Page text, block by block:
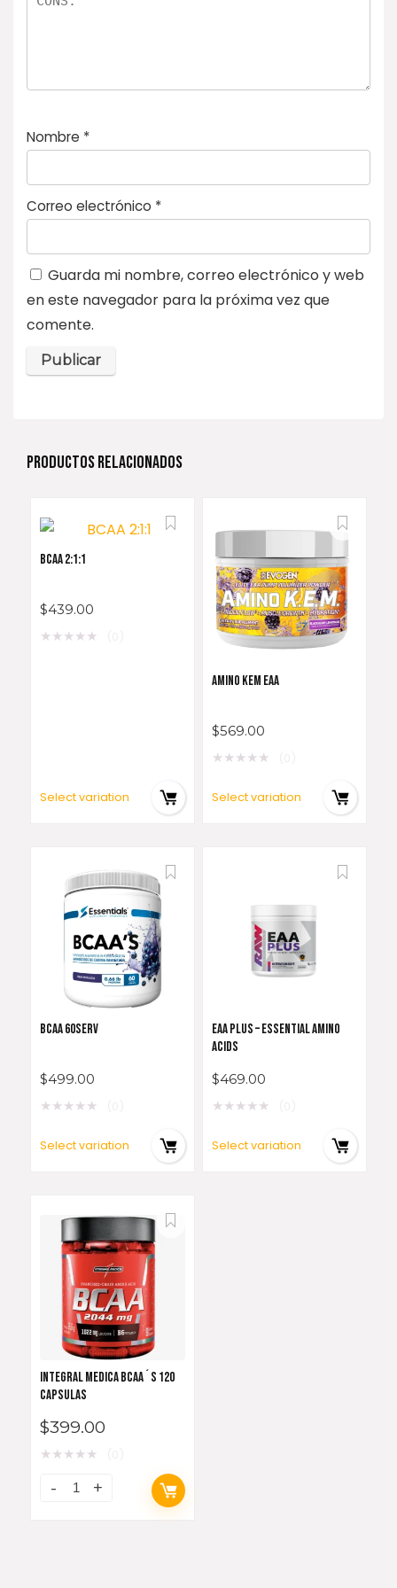
Nombre *
Correo electrónico *
Guarda mi nombre, correo electrónico y web
en este navegador para la próxima vez que
comente.
PRODUCTOS RELACIONADOS
BCAA 2:1:1
$439.00
★★★★★
Select variation
AMINO KEM EAA
$569.00
★★★★★
Select variation
BCAA 60SERV
$499.00
★★★★★
Select variation
EAA PLUS – ESSENTIAL AMINO
ACIDS
$469.00
★★★★★
Select variation
INTEGRAL MEDICA BCAA´S 120
CAPSULAS
$399.00
★★★★★